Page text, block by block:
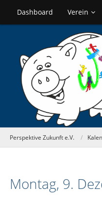
Dashboard Verein
Perspektive Zukunft e.V.
Montag, 9.